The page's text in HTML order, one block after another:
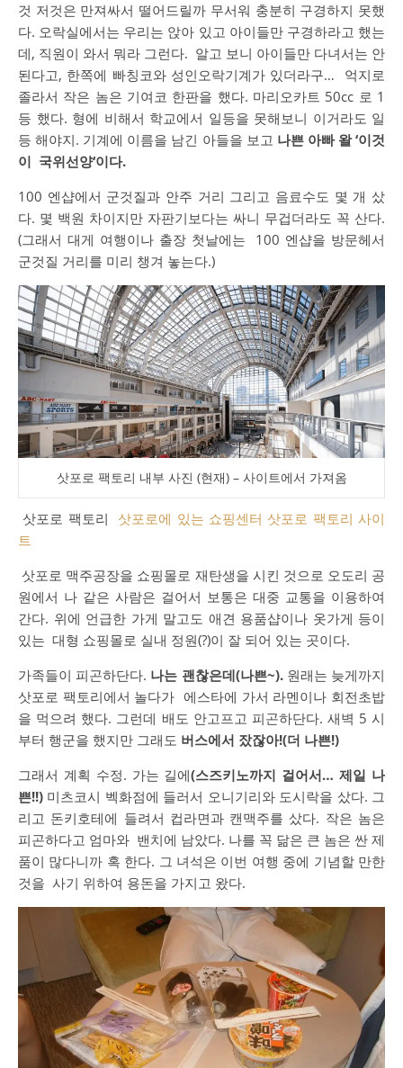
것 저것은 만져싸서 떨어드릴까 무서워 충분히 구경하지 못했
다. 오락실에서는 우리는 앉아 있고 아이들만 구경하라고 했는
데, 직원이 와서 뭐라 그런다. 알고 보니 아이들만 다녀서는 안
된다고, 한쪽에 빠칭코와 성인오락기계가 있더라구… 억지로
졸라서 작은 놈은 기여코 한판을 했다. 마리오카트 50cc 로 1
등 했다. 형에 비해서 학교에서 일등을 못해보니 이거라도 일
등 해야지. 기계에 이름을 남긴 아들을 보고 나쁜 아빠 왈‘이것
이 국위선양‘이다.
100 엔샵에서 군것질과 안주 거리 그리고 음료수도 몇 개 샀
다. 몇 백원 차이지만 자판기보다는 싸니 무겁더라도 꼭 산다.
(그래서 대게 여행이나 출장 첫날에는 100 엔샵을 방문헤서
군것질 거리를 미리 챙겨 놓는다.)
삿포로 팩토리 내부 사진 (현재) – 사이트에서 가져옴
삿포로 팩토리 삿포로에 있는 쇼핑센터 삿포로 팩토리 사이
트
삿포로 맥주공장을 쇼핑몰로 재탄생을 시킨 것으로 오도리 공
원에서 나 같은 사람은 걸어서 보통은 대중 교통을 이용하여
간다. 위에 언급한 가게 말고도 애견 용품샵이나 옷가게 등이
있는 대형 쇼핑몰로 실내 정원(?)이 잘 되어 있는 곳이다.
가족들이 피곤하단다. 나는 괜찮은데(나쁜~). 원래는 늦게까지
삿포로 팩토리에서 놀다가 에스타에 가서 라멘이나 회전초밥
을 먹으려 했다. 그런데 배도 안고프고 피곤하단다. 새벽 5시
부터 행군을 했지만 그래도 버스에서 잤잖아!(더 나쁜!)
그래서 계획 수정. 가는 길에(스즈키노까지 걸어서…제일 나
쁜!!) 미츠코시 벡화점에 들러서 오니기리와 도시락을 샀다. 그
리고 돈키호테에 들려서 컵라면과 캔맥주를 샀다. 작은 놈은
피곤하다고 엄마와 밴치에 남았다. 나를 꼭 닮은 큰 놈은 싼 제
품이 많다니까 혹 한다. 그 녀석은 이번 여행 중에 기념할 만한
것을 사기 위하여 용돈을 가지고 왔다.